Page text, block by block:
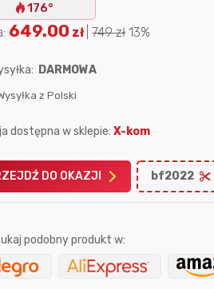
176°
649.00 zł 749zł 13%
DARMOWA
z Polski
dostępna w sklepie:X-kom
DO OKAZJI bf2022
podobny produkt w:
Allegro 150zł